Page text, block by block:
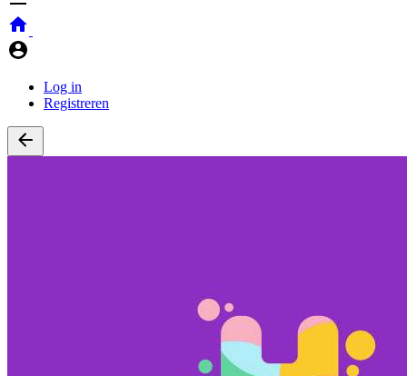
Log in
Registreren